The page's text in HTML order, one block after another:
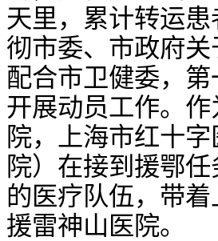
天里，累计转运
彻市委、市政府
配合市卫健委，
开展动员工作。
院，上海市红十
院）在接到援鄂
的医疗队伍，带
援雷神山医院。